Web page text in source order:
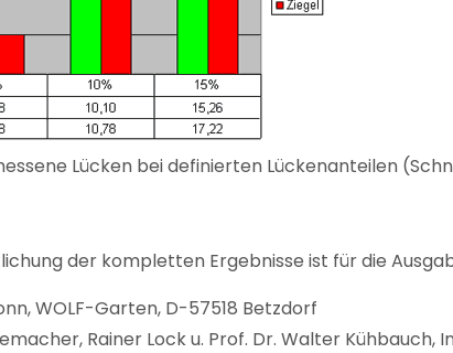
Lücken bei definierten Lückenanteilen
der kompletten Ergebnisse ist für die
WOLF-Garten, D-57518 Betzdorf
Rainer Lock u. Prof. Dr. Walter Kühbauch,